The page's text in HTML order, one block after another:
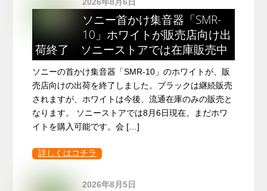
ソニー首かけ集音器「SMR-
10」ホワイトが販売店向け出
荷終了 ソニーストアでは在庫販売中
ソニーの首かけ集音器「SMR-10」のホワイトが、販
売店向けの出荷を終了しました。ブラックは継続販売
されますが、ホワイトは今後、流通在庫のみの販売と
なります。 ソニーストアでは8月6日現在、まだホワ
イトを購入可能です。会 […]
詳しくはコチラ
2026年8月5日